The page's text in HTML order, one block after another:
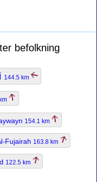
befolkning
144.5 km
154.1 km
Fujairah 163.8 km
122.5 km